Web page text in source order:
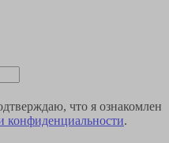
что я ознакомлен
конфиденциальности.